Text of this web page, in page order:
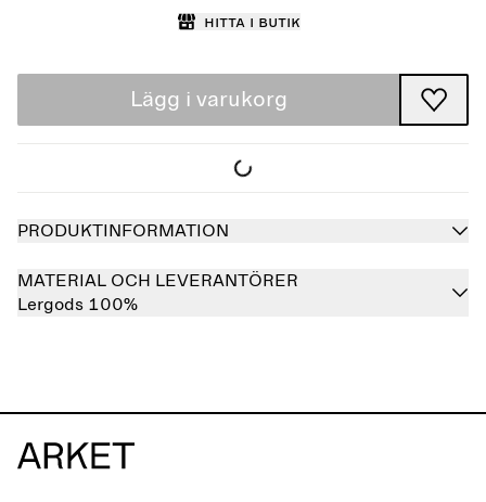
Hitta i butik
Lägg i varukorg
PRODUKTINFORMATION
MATERIAL OCH LEVERANTÖRER
Lergods 100%